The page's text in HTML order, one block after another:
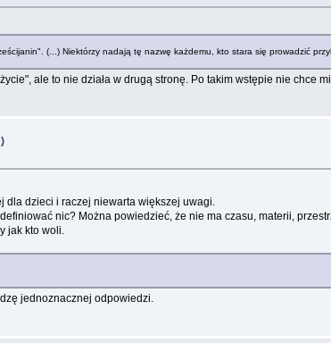
(...) Niektórzy nadają tę nazwę każdemu, kto stara się prowadzić
ale to nie działa w drugą stronę. Po takim wstępie nie chce
dla dzieci i raczej niewarta większej uwagi.
nic? Można powiedzieć, że nie ma czasu, materii,
jak kto woli.
jednoznacznej odpowiedzi.